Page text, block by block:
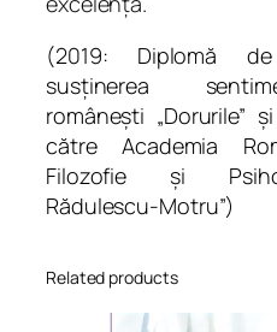
(2019: Diplomă
susținerea
românești „Dorurile”
către Academia
Filozofie și
Rădulescu-Motru”)
Related products